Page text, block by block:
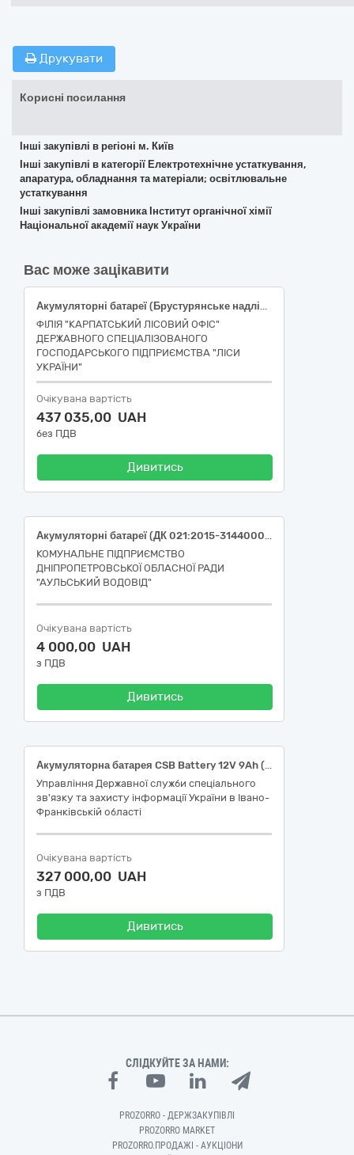
Друкувати
Корисні посилання
Інші закупівлі в регіоні м. Київ
Інші закупівлі в категорії Електротехнічне устаткування,
апаратура, обладнання та матеріали; освітлювальне
устаткування
Інші закупівлі замовника Інститут органічної хімії
Національної академії наук України
Вас може зацікавити
Акумуляторні батареї (Брустурянське надлісництво, Міжгірське надлісництво, Ужгородське надлісництво)
ФІЛІЯ "КАРПАТСЬКИЙ ЛІСОВИЙ ОФІС"
ДЕРЖАВНОГО СПЕЦІАЛІЗОВАНОГО
ГОСПОДАРСЬКОГО ПІДПРИЄМСТВА "ЛІСИ
УКРАЇНИ"
Очікувана вартість
437 035,00 UAH
без ПДВ
Дивитись
Акумуляторні батареї (ДК 021:2015-31440000-2 Акумуляторні батареї)
КОМУНАЛЬНЕ ПІДПРИЄМСТВО
ДНІПРОПЕТРОВСЬКОЇ ОБЛАСНОЇ РАДИ
"АУЛЬСЬКИЙ ВОДОВІД"
Очікувана вартість
4 000,00 UAH
з ПДВ
Дивитись
Акумуляторна батарея CSB Battery 12V 9Ah (HRL1234WF2FR) для забезпечення безперебійного електроживлення обладнання спеціального призначення
Управління Державної служби спеціального
зв'язку та захисту інформації України в Івано-
Франківській області
Очікувана вартість
327 000,00 UAH
з ПДВ
Дивитись
СЛІДКУЙТЕ ЗА НАМИ:
PROZORRO - ДЕРЖЗАКУПІВЛІ
PROZORRO MARKET
PROZORRO.ПРОДАЖІ - АУКЦІОНИ